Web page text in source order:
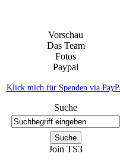
Vorschau
Das Team
Fotos
Paypal
Klick mich für Spenden via
Suche
Join TS3